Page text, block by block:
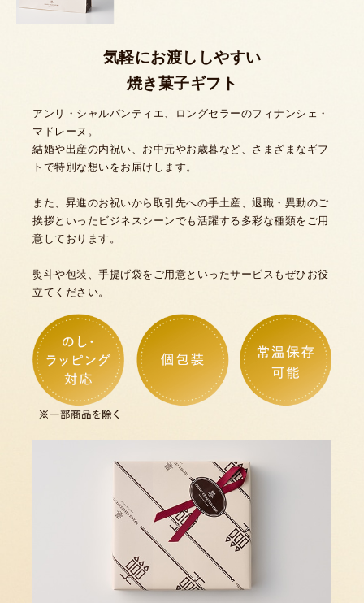
気軽にお渡ししやすい
焼き菓子ギフト
アンリ・シャルパンティエ、ロングセラーのフィナンシェ・
マドレーヌ。
結婚や出産の内祝い、お中元やお歳暮など、さまざまなギフ
トで特別な想いをお届けします。
また、昇進のお祝いから取引先への手土産、退職・異動のご
挨拶といったビジネスシーンでも活躍する多彩な種類をご用
意しております。
熨斗や包装、手提げ袋をご用意といったサービスもぜひお役
立てください。